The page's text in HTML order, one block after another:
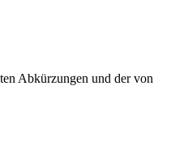
Abkürzungen und der von